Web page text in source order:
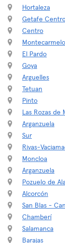
Hortaleza
Getafe
Centro
Montecarmelo
El Pardo
Goya
Arguelles
Tetuan
Pinto
Las Rozas de
Arganzuela
Sur
Rivas-
Moncloa
Arganzuela
Pozuelo de
Alcorcón
San Blas -
Chamberí
Salamanca
Barajas